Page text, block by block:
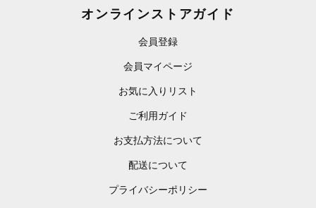
オンラインストアガイド
会員登録
会員マイページ
お気に入りリスト
ご利用ガイド
お支払方法について
配送について
プライバシーポリシー